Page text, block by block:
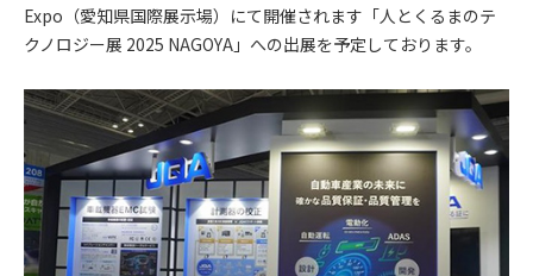
Expo（愛知県国際展示場）にて開催されます「人とくるまのテ
クノロジー展 2025 NAGOYA」への出展を予定しております。